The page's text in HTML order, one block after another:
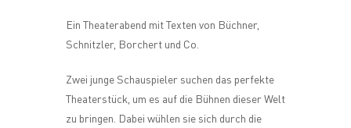
Ein Theaterabend mit Texten von Büchner,
Schnitzler, Borchert und Co.
Zwei junge Schauspieler suchen das perfekte
Theaterstück, um es auf die Bühnen dieser Welt
zu bringen. Dabei wühlen sie sich durch die